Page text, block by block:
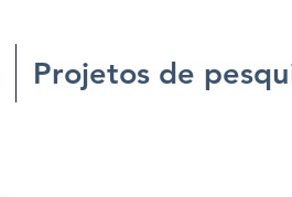
Projetos de